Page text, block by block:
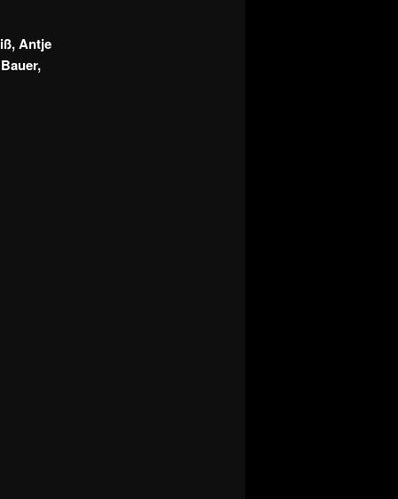
Antje